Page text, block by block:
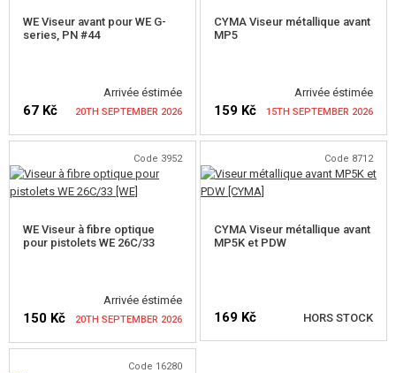
RIS APPAREILS DE VISÉE
APPAREILS DE VISÉE AK
AUTRES APAREILS DE VISÉE
ACCESSOIRES POUR APPAREILS DE VISÉE
MUNITIONS FACTICES
SERVICE ET MAINTENANCE D'RÉPLIQUE
AUTO DÉFENSE, FORMATION, COUTEAUX
WE Viseur avant pour WE G-
series, PN #44
Arrivée éstimée
67 Kč 20TH SEPTEMBER 2026
VÉRIFIER LA DISPONIBILITÉ
CYMA Viseur métallique avant
MP5
Arrivée éstimée
159 Kč 15TH SEPTEMBER 2026
VÉRIFIER LA DISPONIBILITÉ
Code 3952
WE Viseur à fibre optique
pour pistolets WE 26C/33
Arrivée éstimée
150 Kč 20TH SEPTEMBER 2026
Code 8712
CYMA Viseur métallique avant
MP5K et PDW
169 Kč HORS STOCK
Code 16280